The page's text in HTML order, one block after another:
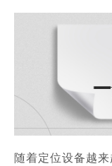
随着定位设备越